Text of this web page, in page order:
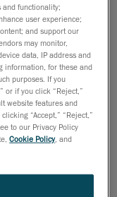
functionality;
user experience;
and support our
may monitor,
data, IP address and
information, for these and
purposes. If you
or if you click “Reject,”
website features and
“Accept,” “Reject,”
to our Privacy Policy
Cookie Policy, and